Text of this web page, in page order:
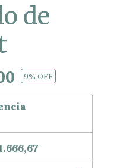
de
9% OFF